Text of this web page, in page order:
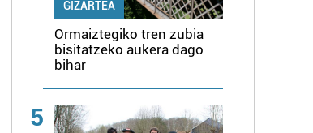
GIZARTEA
Ormaiztegiko tren zubia
bisitatzeko aukera dago
bihar
5